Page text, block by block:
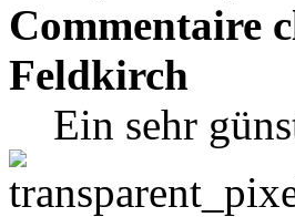
Commentaire
Feldkirch
Ein sehr